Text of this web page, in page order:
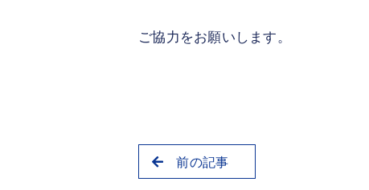
ご協力をお願いします。
前の記事